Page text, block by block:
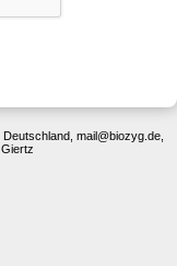
mail@biozyg.de,